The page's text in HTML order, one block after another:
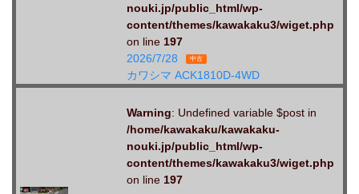
nouki.jp/public_html/wp-
content/themes/kawakaku3/wiget.php
on line 197
2026/7/28
中古
カワシマ ACK1810D-4WD
Warning: Undefined variable $post in
/home/kawakaku/kawakaku-
nouki.jp/public_html/wp-
content/themes/kawakaku3/wiget.php
on line 197